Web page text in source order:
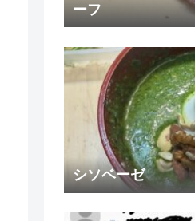
ーフ
シソベーゼ